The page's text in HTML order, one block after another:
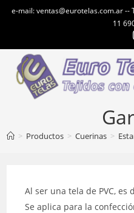
e-mail: ventas@eurotelas.com.ar --
11
> Productos > Cuerinas >
Al ser una tela de PVC,
Se aplica para la